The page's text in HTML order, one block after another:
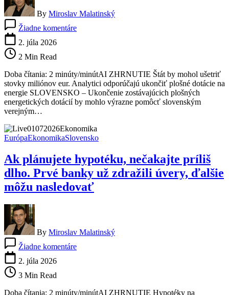
By Miroslav Malatinský
Žiadne komentáreKoniec
mohol
ušetriť
až
400
tvrdí
analytik
2. júla 2026
2 Min Read
Doba čítania: 2 minúty/minútAI ZHRNUTIE Štát by mohol ušetriť
stovky miliónov eur. Analytici odporúčajú ukončiť plošné dotácie na
energie SLOVENSKO – Ukončenie zostávajúcich plošných
energetických dotácií by mohlo výrazne pomôcť slovenským
verejným…
EurópaEkonomikaSlovensko
Ak plánujete hypotéku, nečakajte príliš
dlho. Prvé banky už zdražili úvery, ďalšie
môžu nasledovať
By Miroslav Malatinský
Žiadne komentáreAk
2. júla 2026
3 Min Read
Doba čítania: 2 minúty/minútAI ZHRNUTIE Hypotéky na